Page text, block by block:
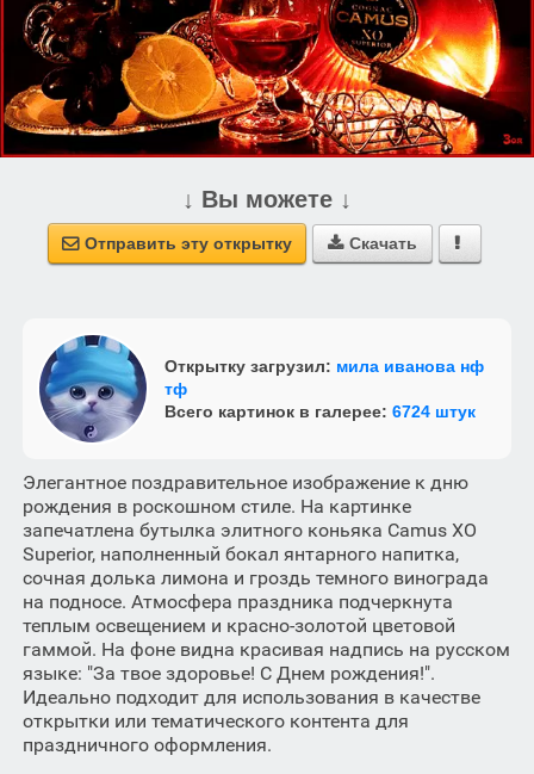
↓ Вы можете ↓
 Отправить эту открытку  Скачать 
Открытку загрузил: мила иванова нф
тф
Всего картинок в галерее: 6724 штук
Элегантное поздравительное изображение к дню
рождения в роскошном стиле. На картинке
запечатлена бутылка элитного коньяка Camus XO
Superior, наполненный бокал янтарного напитка,
сочная долька лимона и гроздь темного винограда
на подносе. Атмосфера праздника подчеркнута
теплым освещением и красно-золотой цветовой
гаммой. На фоне видна красивая надпись на русском
языке: "За твое здоровье! С Днем рождения!".
Идеально подходит для использования в качестве
открытки или тематического контента для
праздничного оформления.